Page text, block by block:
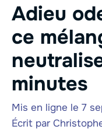
Adieu
ce
minutes
Mis en ligne le 7
Écrit par